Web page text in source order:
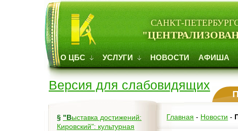
САНКТ-
О ЦБС УСЛУГИ НОВОСТИ АФИША
Версия для слабовидящих
§ "Выставка достижений:
Кировский": культурная
Главная - Новости -